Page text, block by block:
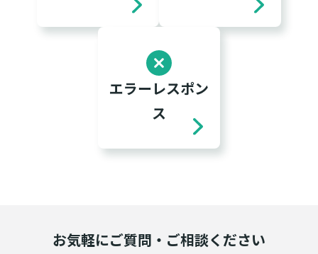
エラーレスポン
ス
お気軽にご質問・ご相談ください